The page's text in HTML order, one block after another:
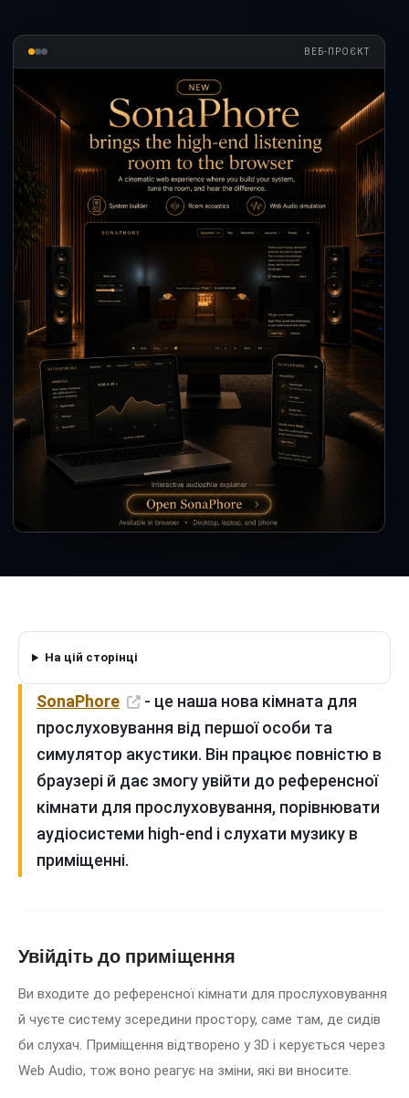
ВЕБ-ПРОЄКТ
На цій сторінці
SonaPhore
- це наша нова кімната для
прослуховування від першої особи та
симулятор акустики. Він працює повністю в
браузері й дає змогу увійти до референсної
кімнати для прослуховування, порівнювати
аудіосистеми high-end і слухати музику в
приміщенні.
Увійдіть до приміщення
Ви входите до референсної кімнати для прослуховування
й чуєте систему зсередини простору, саме там, де сидів
би слухач. Приміщення відтворено у 3D і керується через
Web Audio, тож воно реагує на зміни, які ви вносите.